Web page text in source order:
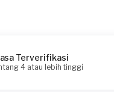
Terverifikasi
4 atau lebih tinggi